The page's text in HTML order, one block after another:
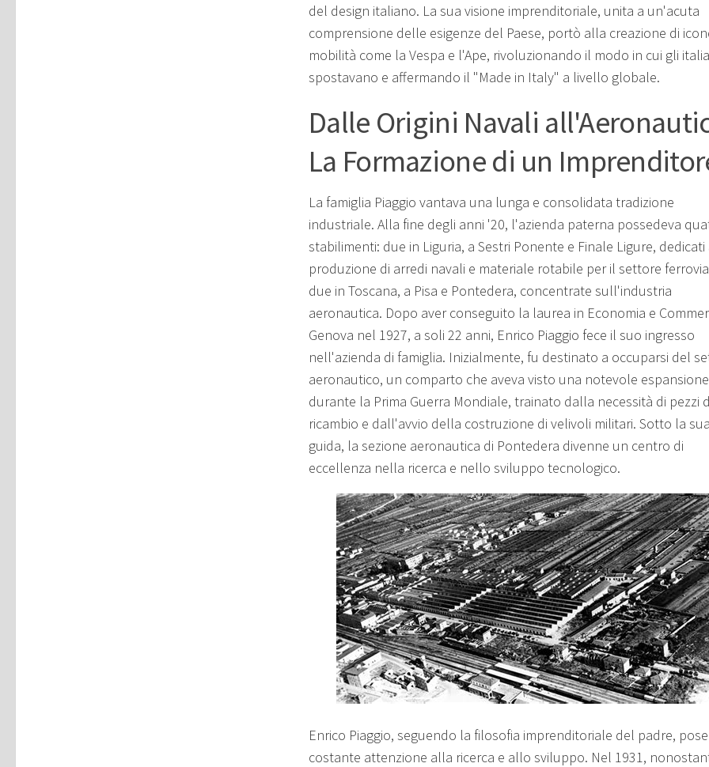
del design italiano. La sua visione imprenditoriale, unita a un'acuta
comprensione delle esigenze del Paese, portò alla creazione di
mobilità come la Vespa e l'Ape, rivoluzionando il modo in cui gli
spostavano e affermando il "Made in Italy" a livello globale.
Dalle Origini Navali
La Formazione di un
La famiglia Piaggio vantava una lunga e consolidata tradizione
industriale. Alla fine degli anni '20, l'azienda paterna possedeva
stabilimenti: due in Liguria, a Sestri Ponente e Finale Ligure,
produzione di arredi navali e materiale rotabile per il settore
due in Toscana, a Pisa e Pontedera, concentrate sull'industria
aeronautica. Dopo aver conseguito la laurea in Economia e
Genova nel 1927, a soli 22 anni, Enrico Piaggio fece il suo ingresso
nell'azienda di famiglia. Inizialmente, fu destinato a occuparsi del
aeronautico, un comparto che aveva visto una notevole espansione
durante la Prima Guerra Mondiale, trainato dalla necessità di pezzi
ricambio e dall'avvio della costruzione di velivoli militari. Sotto la sua
guida, la sezione aeronautica di Pontedera divenne un centro di
eccellenza nella ricerca e nello sviluppo tecnologico.
Enrico Piaggio, seguendo la filosofia imprenditoriale del padre,
costante attenzione alla ricerca e allo sviluppo. Nel 1931,